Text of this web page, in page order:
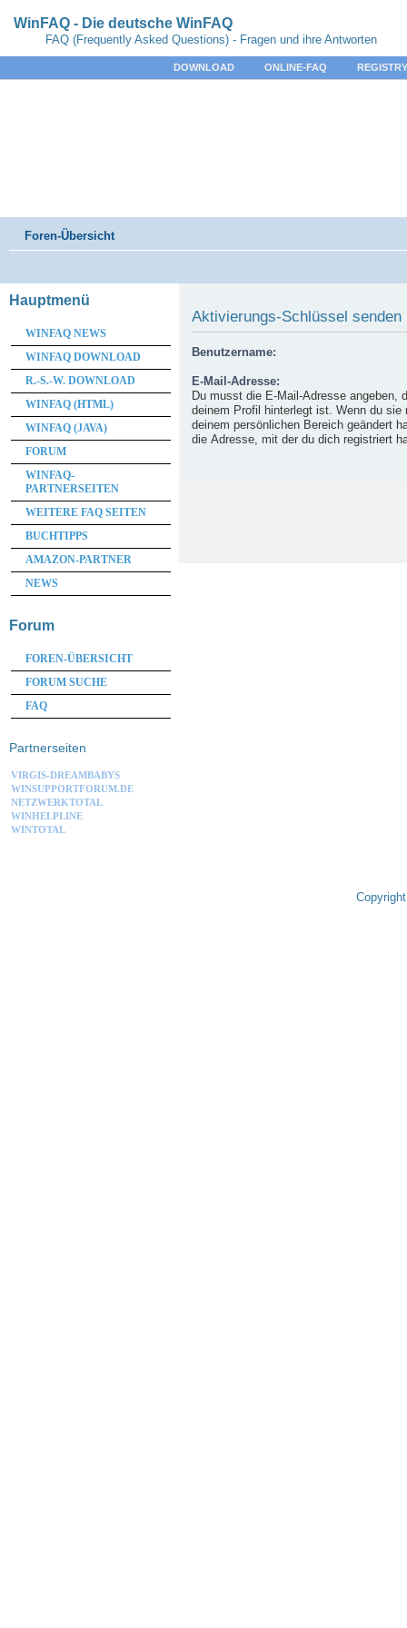
WinFAQ - Die deutsche WinFAQ
FAQ (Frequently Asked Questions) - Fragen und ihre Antworten
DOWNLOAD ONLINE-FAQ
Foren-Übersicht
Aktivierungs-Schlüssel senden
Benutzername:
E-Mail-Adresse:
Du musst die E-Mail-Adresse angeben,
deinem Profil hinterlegt ist. Wenn du sie
deinem persönlichen Bereich geändert
die Adresse, mit der du dich registriert
Hauptmenü
WINFAQ NEWS
WINFAQ DOWNLOAD
R.-S.-W. DOWNLOAD
WINFAQ (HTML)
WINFAQ (JAVA)
FORUM
WINFAQ-
PARTNERSEITEN
WEITERE FAQ SEITEN
BUCHTIPPS
AMAZON-PARTNER
NEWS
Forum
FOREN-ÜBERSICHT
FORUM SUCHE
FAQ
Partnerseiten
VIRGIS-DREAMBABYS
WINSUPPORTFORUM.DE
NETZWERKTOTAL
WINHELPLINE
WINTOTAL